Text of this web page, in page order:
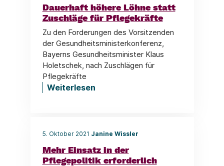
Dauerhaft höhere Löhne statt
Zuschläge für Pflegekräfte
Zu den Forderungen des Vorsitzenden
der Gesundheitsministerkonferenz,
Bayerns Gesundheitsminister Klaus
Holetschek, nach Zuschlägen für
Pflegekräfte
Weiterlesen
5. Oktober 2021 Janine Wissler
Mehr Einsatz in der
Pflegepolitik erforderlich